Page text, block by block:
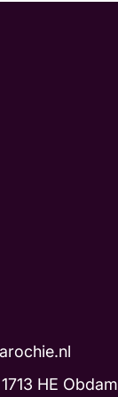
HE Obdam